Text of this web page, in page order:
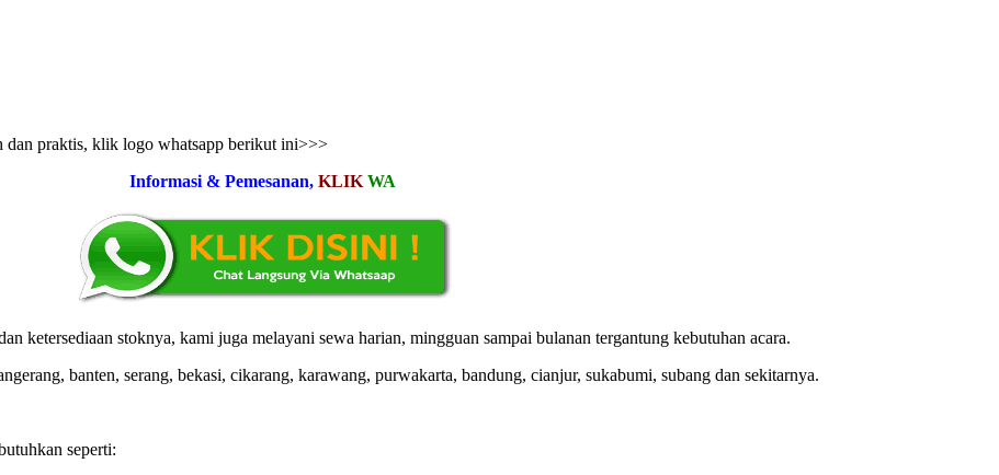
dan praktis, klik logo whatsapp berikut ini>>>
Informasi & Pemesanan, KLIK WA
ketersediaan stoknya, kami juga melayani sewa harian, mingguan sampai bulanan tergantung kebutuhan acara.
banten, serang, bekasi, cikarang, karawang, purwakarta, bandung, cianjur, sukabumi, subang dan sekitarnya.
seperti: